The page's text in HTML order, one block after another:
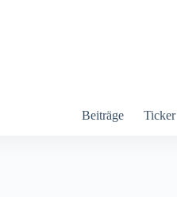
Beiträge Ticker